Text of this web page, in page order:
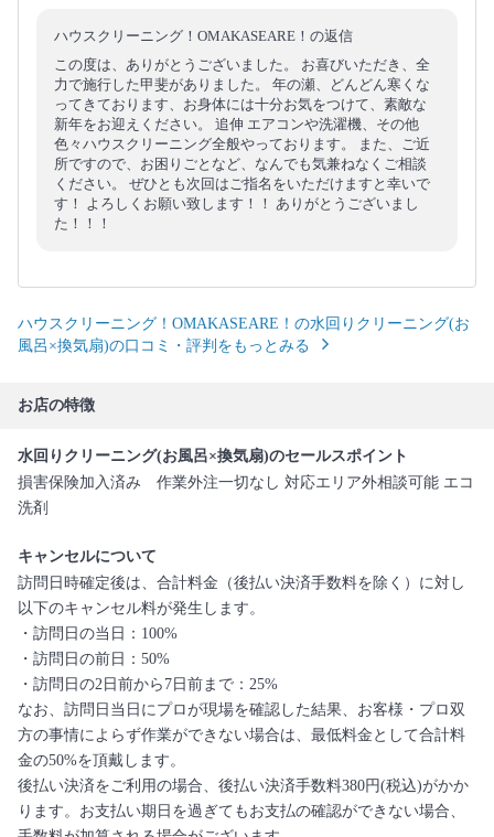
ハウスクリーニング！OMAKASEARE！の返信
この度は、ありがとうございました。 お喜びいただき、全
力で施行した甲斐がありました。 年の瀬、どんどん寒くな
ってきております、お身体には十分お気をつけて、素敵な
新年をお迎えください。 追伸 エアコンや洗濯機、その他
色々ハウスクリーニング全般やっております。 また、ご近
所ですので、お困りごとなど、なんでも気兼ねなくご相談
ください。 ぜひとも次回はご指名をいただけますと幸いで
す！ よろしくお願い致します！！ ありがとうございまし
た！！！
ハウスクリーニング！OMAKASEARE！の水回りクリーニング(お
風呂×換気扇)の口コミ・評判をもっとみる
お店の特徴
水回りクリーニング(お風呂×換気扇)のセールスポイント
損害保険加入済み 作業外注一切なし 対応エリア外相談可能 エコ
洗剤
キャンセルについて
訪問日時確定後は、合計料金（後払い決済手数料を除く）に対し
以下のキャンセル料が発生します。
・訪問日の当日：100%
・訪問日の前日：50%
・訪問日の2日前から7日前まで：25%
なお、訪問日当日にプロが現場を確認した結果、お客様・プロ双
方の事情によらず作業ができない場合は、最低料金として合計料
金の50%を頂戴します。
後払い決済をご利用の場合、後払い決済手数料380円(税込)がかか
ります。お支払い期日を過ぎてもお支払の確認ができない場合、